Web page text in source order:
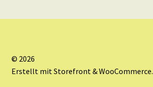
© 2026
Erstellt mit Storefront & WooCommerce.